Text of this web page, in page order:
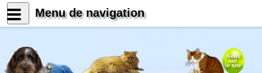
News
sur
le site
Menu de navigation